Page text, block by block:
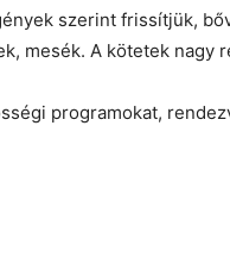
szerint frissítjük,
mesék. A kötetek nagy
programokat,